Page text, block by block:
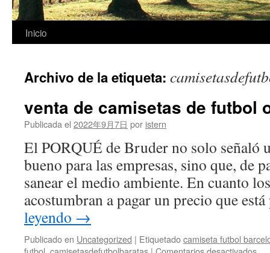
Saltar
contenido
Inicio
Archivo de la etiqueta:
venta de camisetas de futbol
Publicada el 2022年9月7日 por istern
El PORQUÉ de Bruder no solo señaló
bueno para las empresas, sino que, de
sanear el medio ambiente. En cuanto
acostumbran a pagar un precio que
leyendo →
Publicado en Uncategorized | Etiquetadocamiseta futbol
en